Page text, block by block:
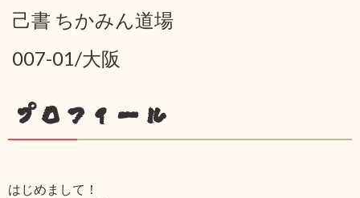
己書 ちかみん道場
007-01/大阪
プロフィール
はじめまして！